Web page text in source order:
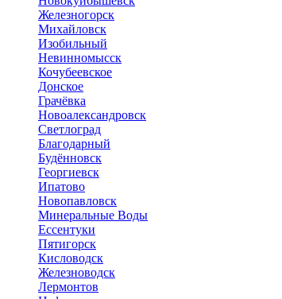
Железногорск
Михайловск
Изобильный
Невинномысск
Кочубеевское
Донское
Грачёвка
Новоалександровск
Светлоград
Благодарный
Будённовск
Георгиевск
Ипатово
Новопавловск
Минеральные Воды
Ессентуки
Пятигорск
Кисловодск
Железноводск
Лермонтов